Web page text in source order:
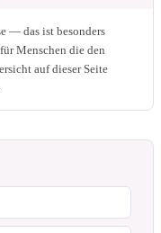
— das ist besonders
Menschen die den
auf dieser Seite